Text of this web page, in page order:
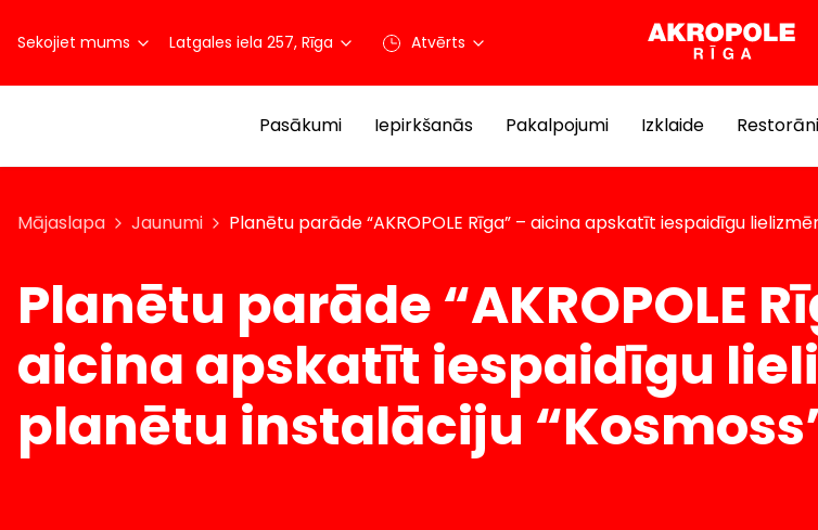
Sekojiet mums Latgales iela 257, Rīga Atvērts
Pasākumi Iepirkšanās Pakalpojumi Izklaide Restorāni
Mājaslapa Jaunumi Planētu parāde “AKROPOLE Rīga” – aicina apskatīt iespaidīgu
Planētu parāde “AKROPOLE
aicina apskatīt iespaidīgu
planētu instalāciju